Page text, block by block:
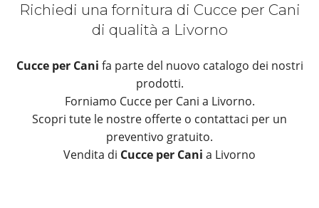
Richiedi una fornitura di Cucce per Cani
di qualità a Livorno
Cucce per Cani fa parte del nuovo catalogo dei nostri
prodotti.
Forniamo Cucce per Cani a Livorno.
Scopri tute le nostre offerte o contattaci per un
preventivo gratuito.
Vendita di Cucce per Cani a Livorno